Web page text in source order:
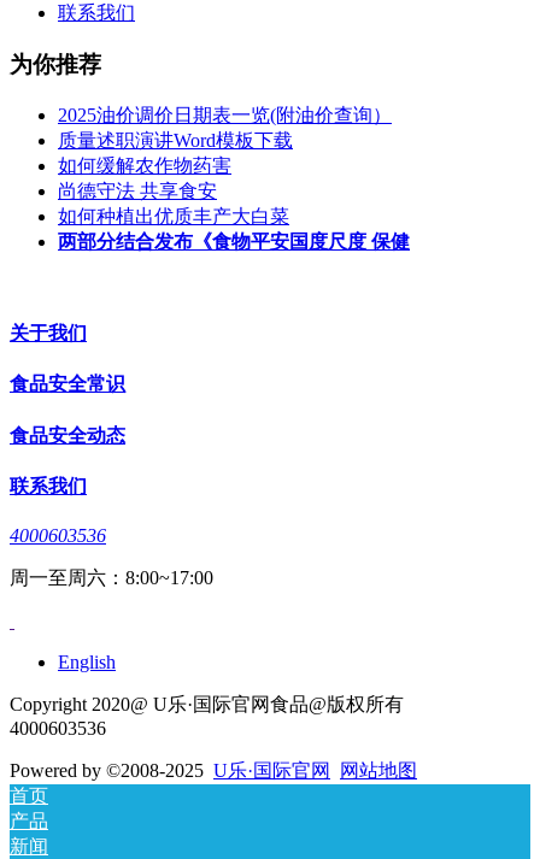
联系我们
为你推荐
2025油价调价日期表一览(附油价查询）
质量述职演讲Word模板下载
如何缓解农作物药害
尚德守法 共享食安
如何种植出优质丰产大白菜
两部分结合发布《食物平安国度尺度 保健
关于我们
食品安全常识
食品安全动态
联系我们
4000603536
周一至周六：8:00~17:00
English
Copyright 2020@ U乐·国际官网食品@版权所有
4000603536
Powered by ©2008-2025 U乐·国际官网
网站地图
首页
产品
新闻